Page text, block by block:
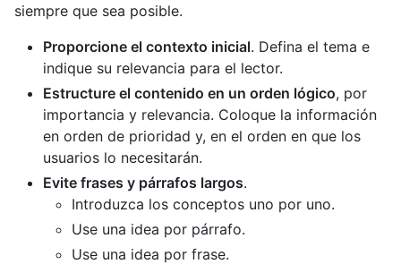
siempre que sea posible.
Proporcione el contexto inicial. Defina el tema e
indique su relevancia para el lector.
Estructure el contenido en un orden lógico, por
importancia y relevancia. Coloque la información
en orden de prioridad y, en el orden en que los
usuarios lo necesitarán.
Evite frases y párrafos largos.
Introduzca los conceptos uno por uno.
Use una idea por párrafo.
Use una idea por frase.